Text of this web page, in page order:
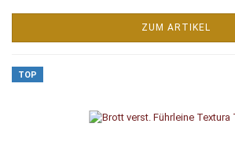
ZUM ARTIKEL
TOP